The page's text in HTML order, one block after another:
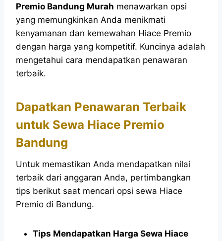
Premio Bandung Murah menawarkan opsi
yang memungkinkan Anda menikmati
kenyamanan dan kemewahan Hiace Premio
dengan harga yang kompetitif. Kuncinya adalah
mengetahui cara mendapatkan penawaran
terbaik.
Dapatkan Penawaran Terbaik
untuk Sewa Hiace Premio
Bandung
Untuk memastikan Anda mendapatkan nilai
terbaik dari anggaran Anda, pertimbangkan
tips berikut saat mencari opsi sewa Hiace
Premio di Bandung.
Tips Mendapatkan Harga Sewa Hiace